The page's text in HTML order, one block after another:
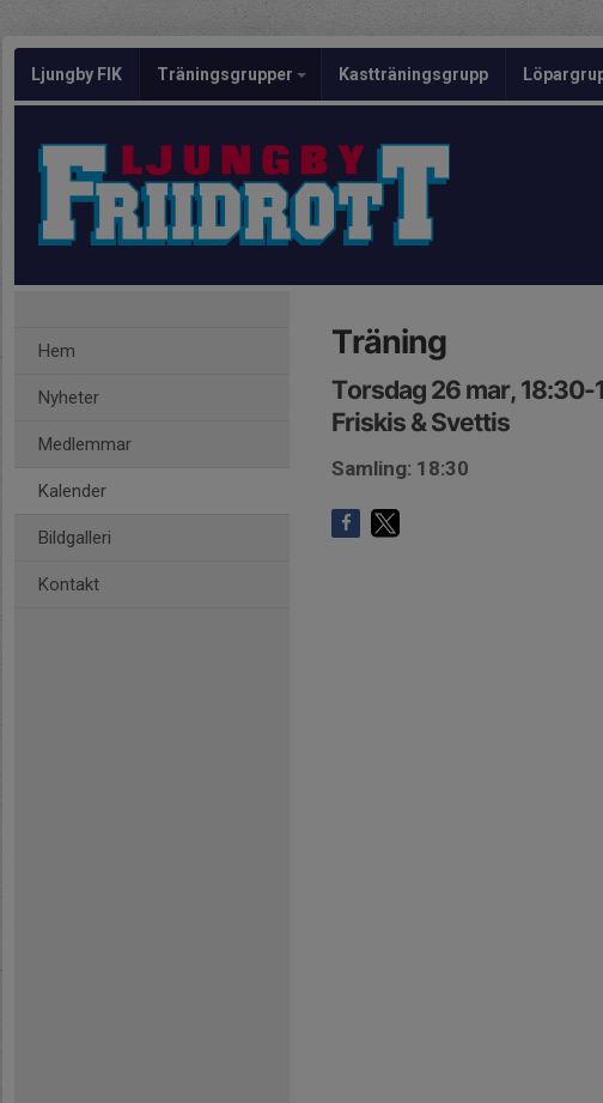
Ljungby FIK Träningsgrupper Kastträningsgrupp
Hem
Nyheter
Medlemmar
Kalender
Bildgalleri
Kontakt
Träning
Torsdag 26 mar, 18:30-
Friskis & Svettis
Samling: 18:30